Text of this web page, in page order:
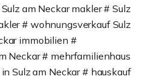
am Neckar makler # Sulz
# wohnungsverkauf Sulz
immobilien #
Neckar # mehrfamilienhaus
Sulz am Neckar # hauskauf